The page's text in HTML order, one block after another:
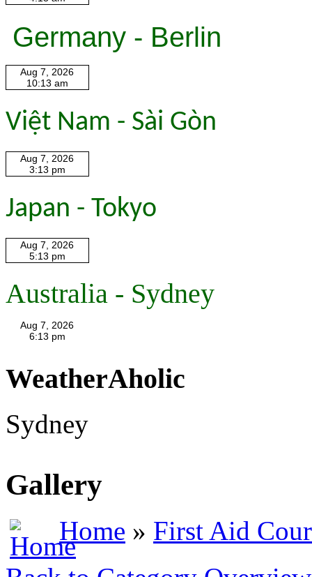
Germany - Berlin
Việt Nam - Sài Gòn
Japan - Tokyo
Australia - Sydney
WeatherAholic
Sydney
Gallery
Home » First Aid